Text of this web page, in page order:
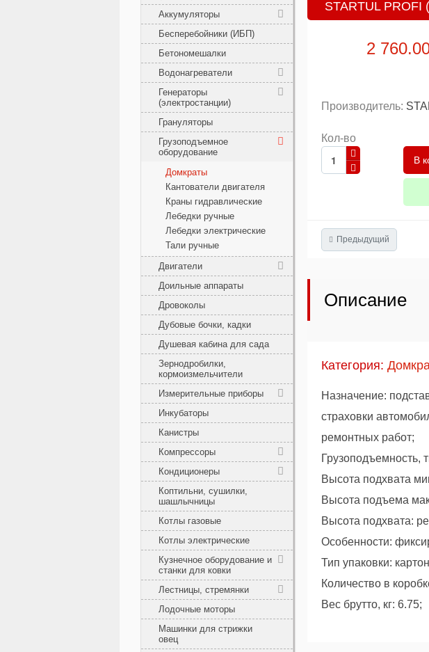
Аккумуляторы
Бесперебойники (ИБП)
Бетономешалки
Водонагреватели
Генераторы
(электростанции)
Грануляторы
Грузоподъемное
оборудование
Домкраты
Кантователи двигателя
Краны гидравлические
Лебедки ручные
Лебедки электрические
Тали ручные
Двигатели
Доильные аппараты
Дровоколы
Дубовые бочки, кадки
Душевая кабина для сада
Зернодробилки,
кормоизмельчители
Измерительные приборы
Инкубаторы
Канистры
Компрессоры
Кондиционеры
Коптильни, сушилки,
шашлычницы
Котлы газовые
Котлы электрические
Кузнечное оборудование и
станки для ковки
Лестницы, стремянки
Лодочные моторы
Машинки для стрижки
овец
STARTUL PROFI
2
Производитель:
Кол-во
Предыдущий
Описание
Категория:
Назначение:
страховки
ремонтных работ;
Грузоподъемность,
Высота подхвата
Высота подъема
Высота подхвата:
Особенности:
Тип упаковки:
Количество в
Вес брутто, кг: 6.75;